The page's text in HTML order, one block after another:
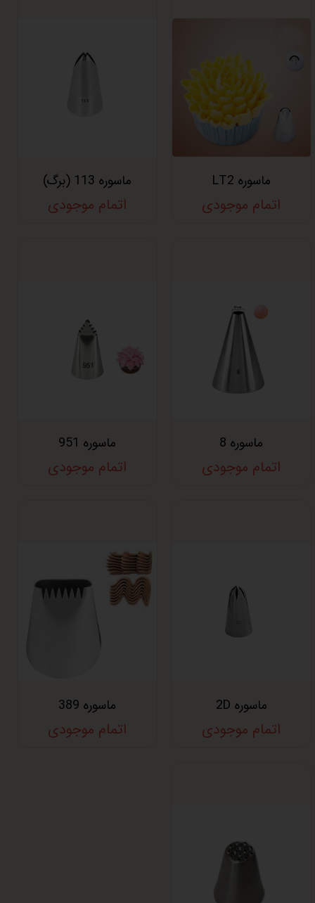
ماسوره LT2
اتمام موجودی
ماسوره 113 (برگ)
اتمام موجودی
ماسوره 8
اتمام موجودی
ماسوره 951
اتمام موجودی
ماسوره 2D
اتمام موجودی
ماسوره 389
اتمام موجودی